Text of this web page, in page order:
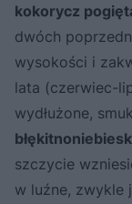
kokorycz
dwóch
wysokości i
lata (czerwiec-
wydłużone,
szczycie
w luźne, zwykle